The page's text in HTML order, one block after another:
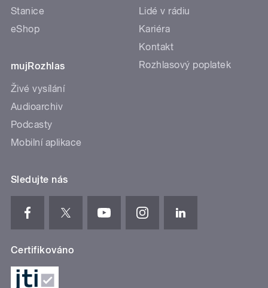
Stanice
eShop
mujRozhlas
Živé vysílání
Audioarchiv
Podcasty
Mobilní aplikace
Lidé v rádiu
Kariéra
Kontakt
Rozhlasový poplatek
Sledujte nás
Certifikováno